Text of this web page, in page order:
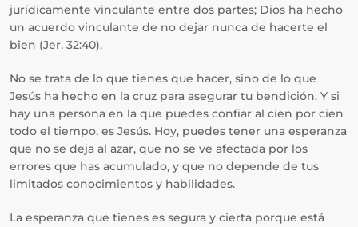
jurídicamente vinculante entre dos partes; Dios ha hecho
un acuerdo vinculante de no dejar nunca de hacerte el
bien (Jer. 32:40).
No se trata de lo que tienes que hacer, sino de lo que
Jesús ha hecho en la cruz para asegurar tu bendición. Y si
hay una persona en la que puedes confiar al cien por cien
todo el tiempo, es Jesús. Hoy, puedes tener una esperanza
que no se deja al azar, que no se ve afectada por los
errores que has acumulado, y que no depende de tus
limitados conocimientos y habilidades.
La esperanza que tienes es segura y cierta porque está